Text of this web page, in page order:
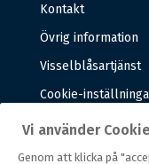
Kontakt
Övrig information
Visselblåsartjänst
Cookie-
Vi använder
Genom att klicka på